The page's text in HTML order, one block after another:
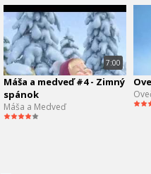
7:00
Máša a medveď #4 - Zimný
spánok
Máša a Medveď